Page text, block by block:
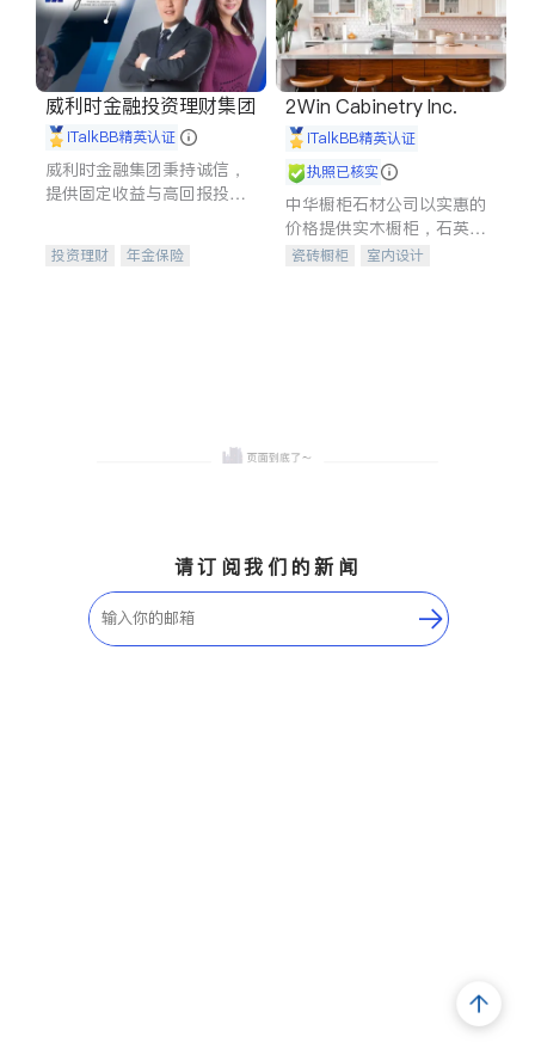
威利时金融投资理财集团
iTalkBB精英认证
威利时金融集团秉持诚信，
提供固定收益与高回报投资
合，助力客户实现目标
投资理财
年金保险
2Win Cabinetry Inc.
iTalkBB精英认证
执照已核实
中华橱柜石材公司以实惠的
价格提供实木橱柜，石英石
台面，多种优质不锈钢水
瓷砖橱柜
室内设计
请订阅我们的新闻